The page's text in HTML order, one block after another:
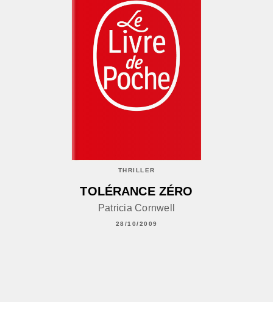
THRILLER
TOLÉRANCE ZÉRO
Patricia Cornwell
28/10/2009